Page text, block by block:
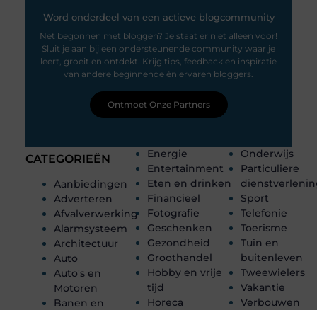
CATEGORIEËN
Aanbiedingen
Adverteren
Afvalverwerking
Alarmsysteem
Architectuur
Auto
Auto's en
Motoren
Banen en
Energie
Entertainment
Eten en drinken
Financieel
Fotografie
Geschenken
Gezondheid
Groothandel
Hobby en vrije
tijd
Horeca
Onderwijs
Particuliere
Sport
Telefonie
Toerisme
Tuin en
buitenleven
Tweewielers
Vakantie
Verbouwen
Word onderdeel van een actieve blogcommunity
Net begonnen met bloggen? Je staat er niet alleen voor!
Sluit je aan bij een ondersteunende community waar je
leert, groeit en ontdekt. Krijg tips, feedback en inspiratie
van andere beginnende én ervaren bloggers.
Ontmoet Onze Partners